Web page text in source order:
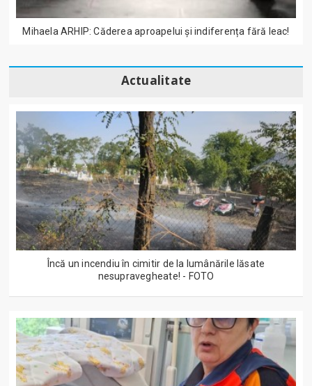
Mihaela ARHIP: Căderea aproapelui și indiferența fără leac!
Actualitate
Încă un incendiu în cimitir de la lumânările lăsate
nesupravegheate! - FOTO